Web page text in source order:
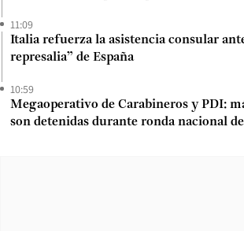
11:09
Italia refuerza la asistencia consular
represalia” de España
10:59
Megaoperativo de Carabineros y PDI:
son detenidas durante ronda nacional